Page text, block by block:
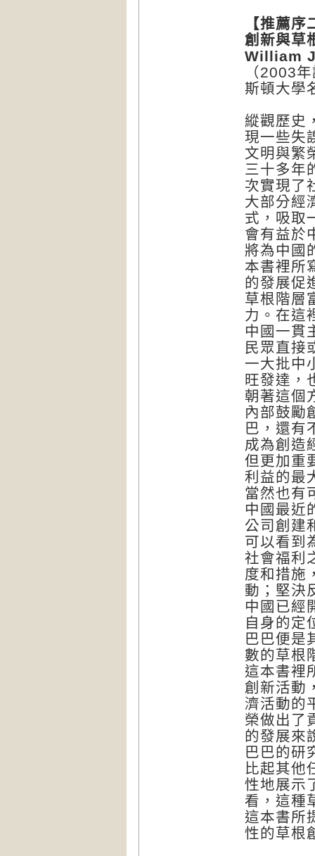
【推薦序
創新與草
William
（2003
斯頓大學
縱觀歷史
現一些失
文明與繁
三十多年
次實現了
大部分經
式，吸取
會有益於
將為中國
本書裡所
的發展促
草根階層
力。在這
中國一貫
民眾直接
一大批中
旺發達，
朝著這個
內部鼓勵
巴，還有
成為創造
但更加重
利益的最
當然也有
中國最近
公司創建
可以看到
社會福利
度和措施
動；堅決
中國已經
自身的定
巴巴便是
數的草根
這本書裡
創新活動
濟活動的
榮做出了
的發展來
巴巴的研
比起其他
性地展示
看，這種
這本書所
性的草根